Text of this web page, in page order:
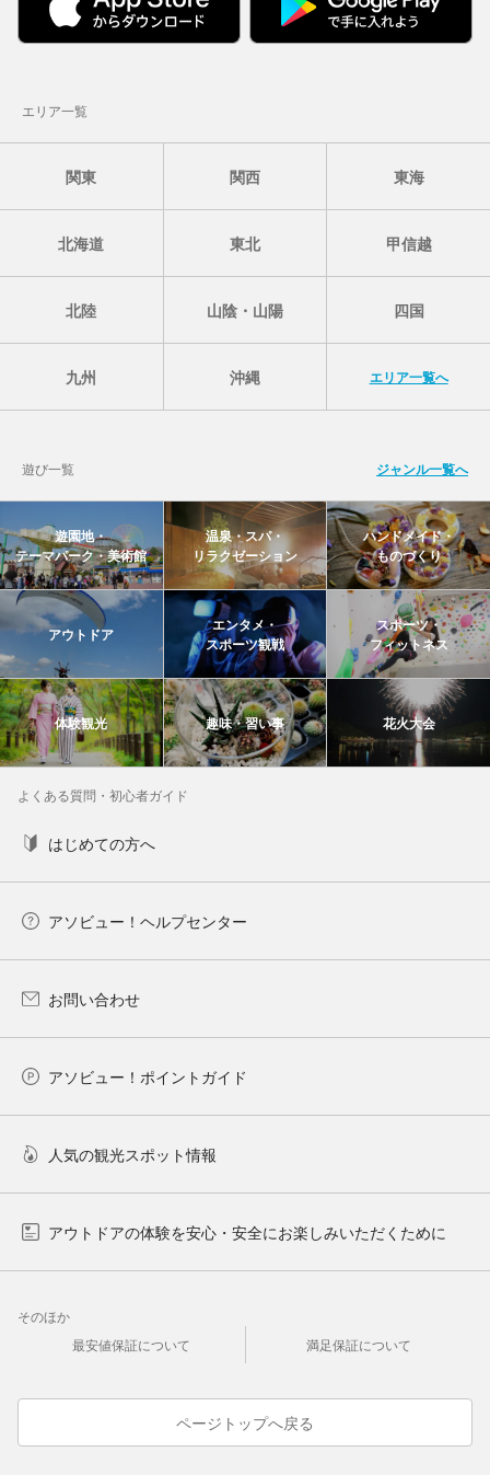
エリア一覧
関東 関西 東海
北海道 東北 甲信越
北陸 山陰・山陽 四国
九州 沖縄 エリア一覧へ
遊び一覧 ジャンル一覧へ
遊園地・
テーマパーク・美術館
温泉・スパ・
リラクゼーション
ハンドメイド・
ものづくり
アウトドア
エンタメ・
スポーツ観戦
スポーツ・
フィットネス
体験観光 趣味・習い事 花火大会
よくある質問・初心者ガイド
はじめての方へ
アソビュー！ヘルプセンター
お問い合わせ
アソビュー！ポイントガイド
人気の観光スポット情報
アウトドアの体験を安心・安全にお楽しみいただくために
そのほか
最安値保証について
満足保証について
ページトップへ戻る